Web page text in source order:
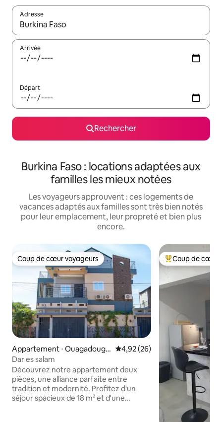
Adresse
Lorsque les résultats s'affichent, utilisez les flèches vers le
Arrivée
Départ
Rechercher
Burkina Faso : locations adaptées aux
familles les mieux notées
Les voyageurs approuvent : ces logements de
vacances adaptés aux familles sont très bien notés
pour leur emplacement, leur propreté et bien plus
encore.
Coup de cœur voyageurs
Coup de cœur voyageurs
Appartement ⋅ Ouagadougo
u
Évaluation moyenne sur la
4,92 (26)
Dar es salam
Découvrez notre appartement deux
pièces, une alliance parfaite entre
tradition et modernité. Profitez d'un
séjour spacieux de 18 m² et d'une
Coups de cœur
Coup de cœur